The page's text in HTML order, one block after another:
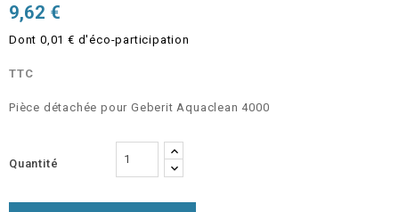
9,62 €
Dont 0,01 € d'éco-participation
TTC
Pièce détachée pour Geberit Aquaclean 4000
Quantité